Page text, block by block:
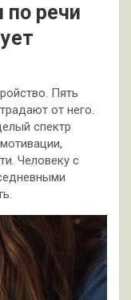
по речи
Пять
от него.
спектр
Человеку с